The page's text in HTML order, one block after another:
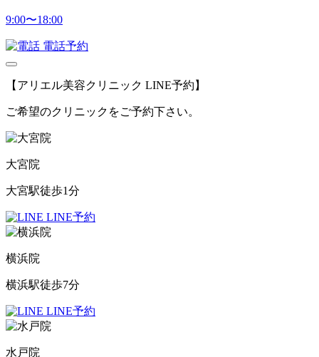
9:00〜18:00
電話予約
【アリエル美容クリニック LINE予約】
ご希望のクリニックをご予約下さい。
大宮院
大宮駅徒歩1分
LINE予約
横浜院
横浜駅徒歩7分
LINE予約
水戸院